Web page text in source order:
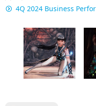
4Q 2024 Business